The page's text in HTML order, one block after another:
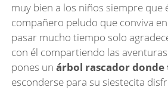
muy bien a los niños siempre
compañero peludo que conviva
pasar mucho tiempo solo
con él compartiendo las
pones un árbol rascador
esconderse para su siestecita